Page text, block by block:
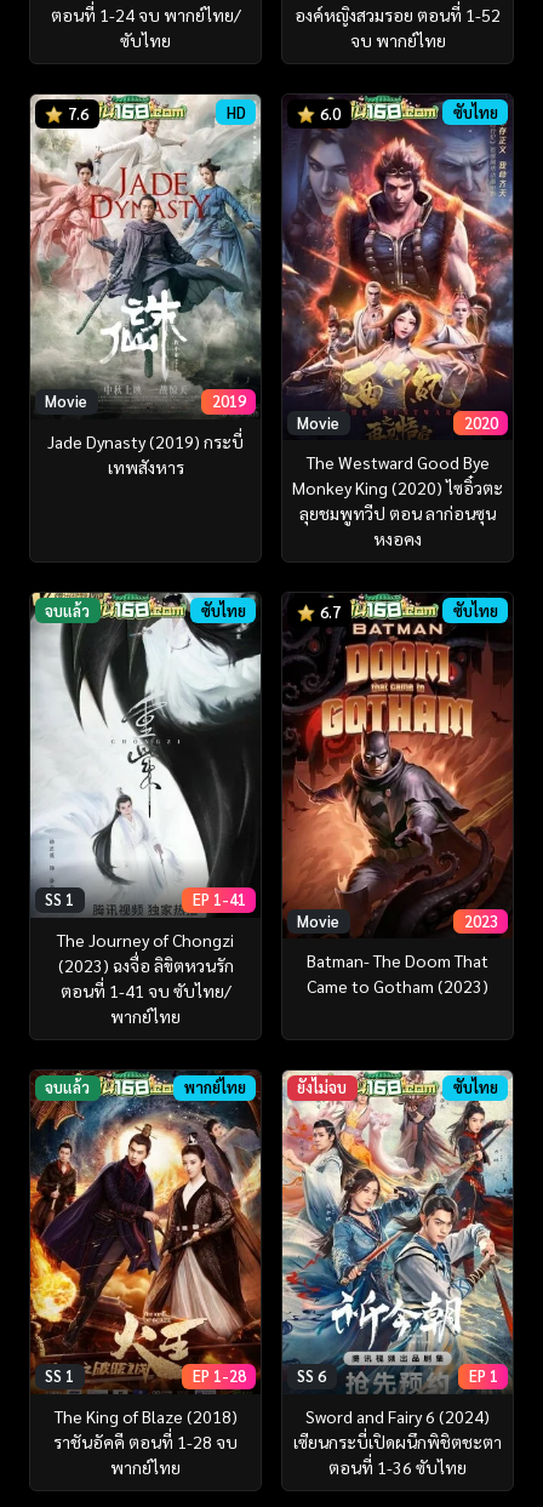
ตอนที่ 1-24 จบ พากย์ไทย/
ซับไทย
องค์หญิงสวมรอย ตอนที่ 1-52
จบ พากย์ไทย
7.6 HD
Movie 2019
Jade Dynasty (2019) กระบี่
เทพสังหาร
6.0 ซับไทย
Movie 2020
The Westward Good Bye
Monkey King (2020) ไซอิ๋วตะ
ลุยชมพูทวีป ตอน ลาก่อนซุน
หงอคง
จบแล้ว ซับไทย
SS 1 EP 1-41
The Journey of Chongzi
(2023) ฉงจื่อ ลิขิตหวนรัก
ตอนที่ 1-41 จบ ซับไทย/
พากย์ไทย
6.7 ซับไทย
Movie 2023
Batman- The Doom That
Came to Gotham (2023)
จบแล้ว พากย์ไทย
SS 1 EP 1-28
The King of Blaze (2018)
ราชันอัคคี ตอนที่ 1-28 จบ
พากย์ไทย
ยังไม่จบ ซับไทย
SS 6 EP 1
Sword and Fairy 6 (2024)
เซียนกระบี่เปิดผนึกพิชิตชะตา
ตอนที่ 1-36 ซับไทย